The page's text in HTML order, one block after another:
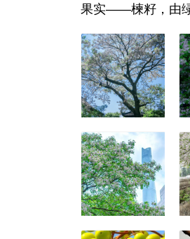
果实——楝籽，由